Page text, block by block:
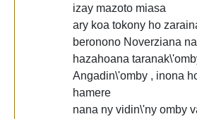
izay mazoto miasa
ary koa tokony ho
beronono Noverziana
hazahoana
Angadin\'omby , inona
hamere
nana ny vidin\'ny omby